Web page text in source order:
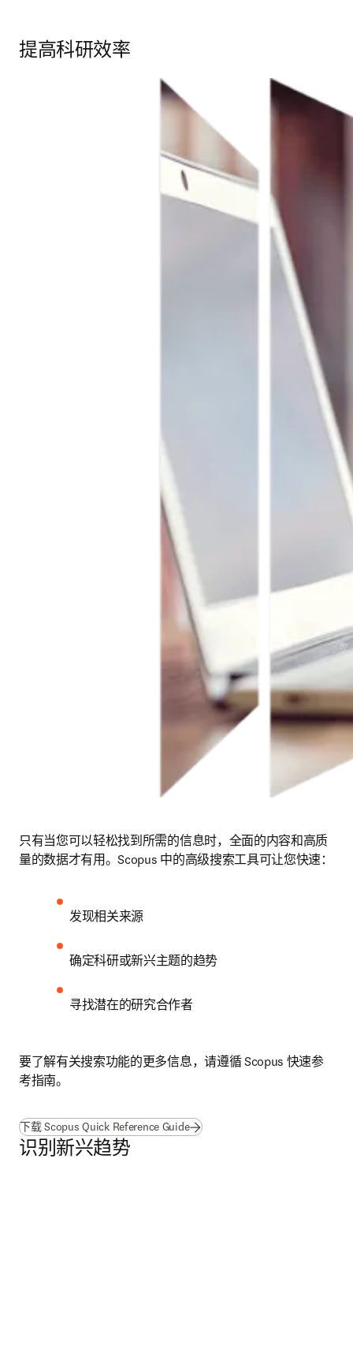
提高科研效率
只有当您可以轻松找到所需的信息时，全面的内容和高质
量的数据才有用。Scopus 中的高级搜索工具可让您快速：
发现相关来源
确定科研或新兴主题的趋势
寻找潜在的研究合作者
要了解有关搜索功能的更多信息，请遵循 Scopus 快速参
考指南。
下载 Scopus Quick Reference Guide(在新的选项卡/窗口中打开
识别新兴趋势